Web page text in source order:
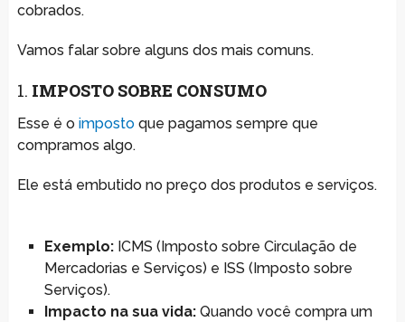
cobrados.
Vamos falar sobre alguns dos mais comuns.
1. IMPOSTO SOBRE CONSUMO
Esse é o impostoque pagamos sempre que
compramos algo.
Ele está embutido no preço dos produtos e serviços.
Exemplo:ICMS (Imposto sobre Circulação de
Mercadorias e Serviços) e ISS (Imposto sobre
Serviços).
Impacto na sua vida:Quando você compra um